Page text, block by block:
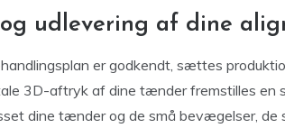
udlevering af dine
er godkendt, sættes
3D-aftryk af dine tænder fremstilles en
dine tænder og de små bevægelser, de